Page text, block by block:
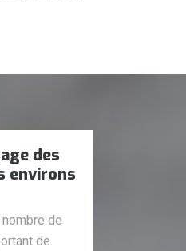
des
environs
de
de